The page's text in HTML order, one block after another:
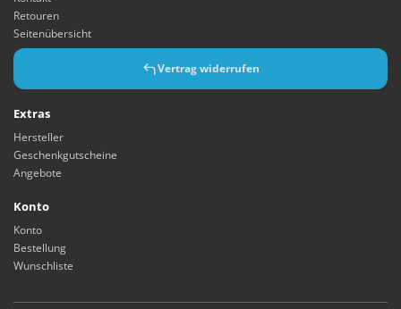
Retouren
Seitenübersicht
Vertrag widerrufen
Extras
Hersteller
Geschenkgutscheine
Angebote
Konto
Konto
Bestellung
Wunschliste